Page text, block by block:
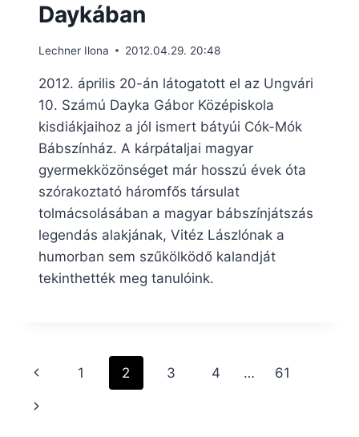
Daykában
Lechner Ilona 2012.04.29. 20:48
2012. április 20-án látogatott el az Ungvári
10. Számú Dayka Gábor Középiskola
kisdiákjaihoz a jól ismert bátyúi Cók-Mók
Bábszínház. A kárpátaljai magyar
gyermekközönséget már hosszú évek óta
szórakoztató háromfős társulat
tolmácsolásában a magyar bábszínjátszás
legendás alakjának, Vitéz Lászlónak a
humorban sem szűkölködő kalandját
tekinthették meg tanulóink.
Page
navigation
Previous
Page
1 2 3 4 … 61
Next